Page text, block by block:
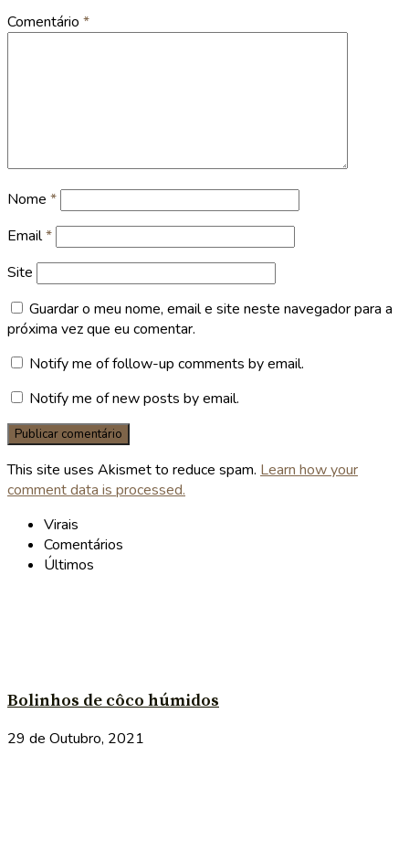
Comentário *
Nome *
Email*
Site
Guardar o meu nome, email e site neste navegador para a
próxima vez que eu comentar.
Notify me of follow-up comments by email.
Notify me of new posts by email.
This site uses Akismet to reduce spam. Learn how your
comment data is processed.
Virais
Comentários
Últimos
Bolinhos de côco húmidos
29 de Outubro, 2021